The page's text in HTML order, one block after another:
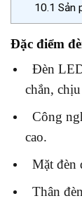
10.1 Sản
Đặc điểm
Đèn
chắn,
Công
cao.
Mặt đèn
Thân